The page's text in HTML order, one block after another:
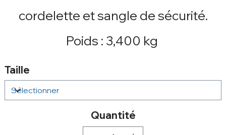
cordelette et sangle de sécurité.
Poids : 3,400 kg
Taille
Quantité